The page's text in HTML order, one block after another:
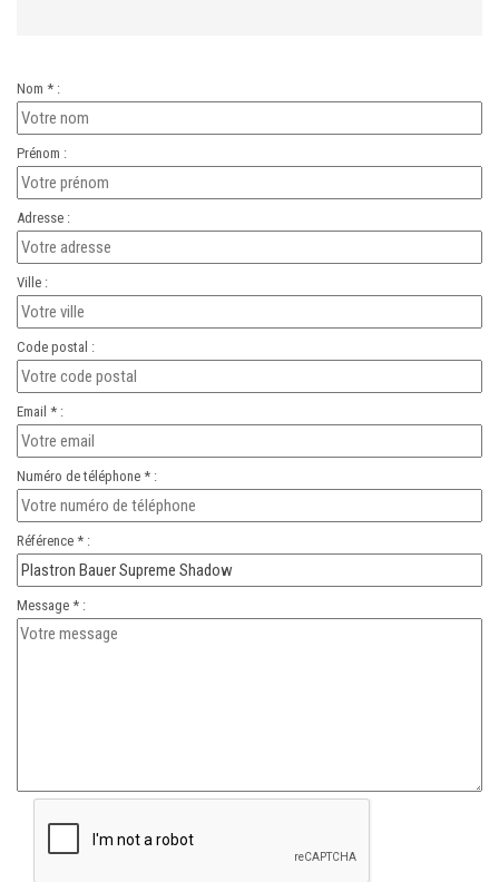
Nom * :
Prénom :
Adresse :
Ville :
Code postal :
Email * :
Numéro de téléphone * :
Référence * :
Message * :